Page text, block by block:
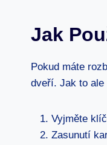
Jak
Pokud máte
dveří. Jak to ale
Vyjměte
Zasunutí